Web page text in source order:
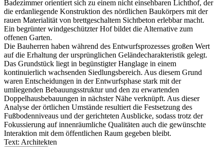
Badezimmer orientiert sich zu einem nicht einsehbaren Lichthof, der
die erdanliegende Konstruktion des nördlichen Baukörpers mit der
rauen Materialität von brettgeschaltem Sichtbeton erlebbar macht.
Ein begrünter windgeschützter Hof bildet die Alternative zum
offenen Garten.
Die Bauherren haben während des Entwurfsprozesses großen Wert
auf die Erhaltung der ursprünglichen Geländecharakteristik gelegt.
Das Grundstück liegt in begünstigter Hanglage in einem
kontinuierlich wachsenden Siedlungsbereich. Aus diesem Grund
waren Entscheidungen in der Entwurfsphase stark mit der
umliegenden Bebauungsstruktur und den zu erwartenden
Doppelhausbebauungen in nächster Nähe verknüpft. Aus dieser
Analyse der örtlichen Umstände resultiert die Festsetzung des
Fußbodenniveaus und der gerichteten Ausblicke, sodass trotz der
Fokussierung auf innenräumliche Qualitäten auch die gewünschte
Interaktion mit dem öffentlichen Raum gegeben bleibt.
Text: Architekten